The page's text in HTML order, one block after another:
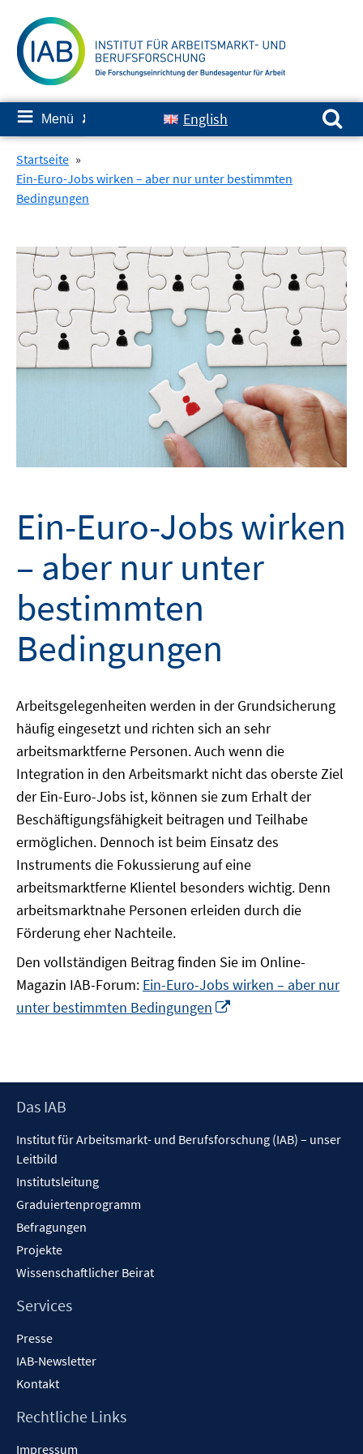
zum
Inhalt
≡ Menü ✘ English
Suchen nach:
Startseite »
Ein-Euro-Jobs wirken – aber nur unter bestimmten
Bedingungen
Ein-Euro-Jobs wirken
– aber nur unter
bestimmten
Bedingungen
Arbeitsgelegenheiten werden in der Grundsicherung
häufig eingesetzt und richten sich an sehr
arbeitsmarktferne Personen. Auch wenn die
Integration in den Arbeitsmarkt nicht das oberste Ziel
der Ein-Euro-Jobs ist, können sie zum Erhalt der
Beschäftigungsfähigkeit beitragen und Teilhabe
ermöglichen. Dennoch ist beim Einsatz des
Instruments die Fokussierung auf eine
arbeitsmarktferne Klientel besonders wichtig. Denn
arbeitsmarktnahe Personen erleiden durch die
Förderung eher Nachteile.
Den vollständigen Beitrag finden Sie im Online-
Magazin IAB-Forum: Ein-Euro-Jobs wirken – aber nur
unter bestimmten Bedingungen
Footer
Das IAB
Institut für Arbeitsmarkt- und Berufsforschung (IAB) – unser
Leitbild
Institutsleitung
Graduiertenprogramm
Befragungen
Projekte
Wissenschaftlicher Beirat
Services
Presse
IAB-Newsletter
Kontakt
Rechtliche Links
Impressum